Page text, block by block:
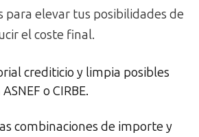
para elevar tus posibilidades de
el coste final.
crediticio y limpia posibles
o CIRBE.
combinaciones de importe y